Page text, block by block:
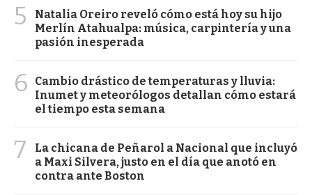
5
Natalia Oreiro reveló cómo está hoy su hijo
Merlín Atahualpa: música, carpintería y una
pasión inesperada
6
Cambio drástico de temperaturas y lluvia:
Inumet y meteorólogos detallan cómo estará
el tiempo esta semana
7
La chicana de Peñarol a Nacional que incluyó
a Maxi Silvera, justo en el día que anotó en
contra ante Boston